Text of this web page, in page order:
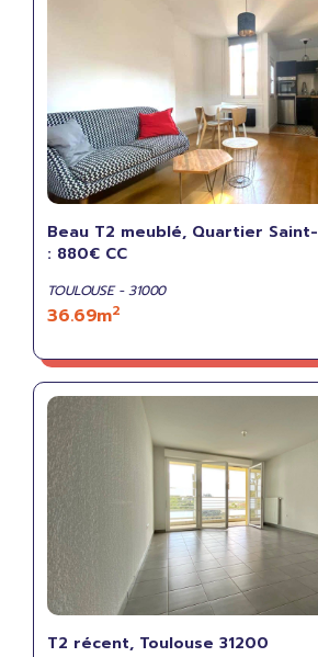
Beau T2 meublé, Quartier
: 880€ CC
TOULOUSE - 31000
36.69m2
T2 récent, Toulouse 31200